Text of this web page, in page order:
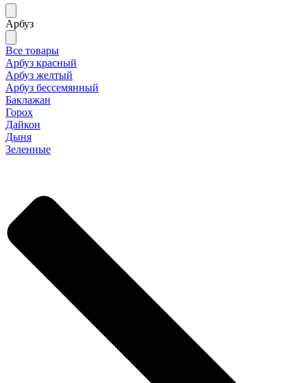
Арбуз
Все товары
Арбуз красный
Арбуз желтый
Арбуз бессемянный
Баклажан
Горох
Дайкон
Дыня
Зеленные